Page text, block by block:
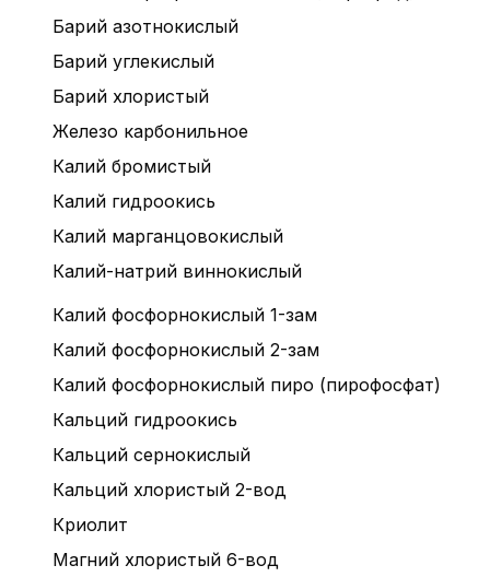
Барий азотнокислый
Барий углекислый
Барий хлористый
Железо карбонильное
Калий бромистый
Калий гидроокись
Калий марганцовокислый
Калий-натрий виннокислый
Калий фосфорнокислый 1-зам
Калий фосфорнокислый 2-зам
Калий фосфорнокислый пиро (пирофосфат)
Кальций гидроокись
Кальций сернокислый
Кальций хлористый 2-вод
Криолит
Магний хлористый 6-вод